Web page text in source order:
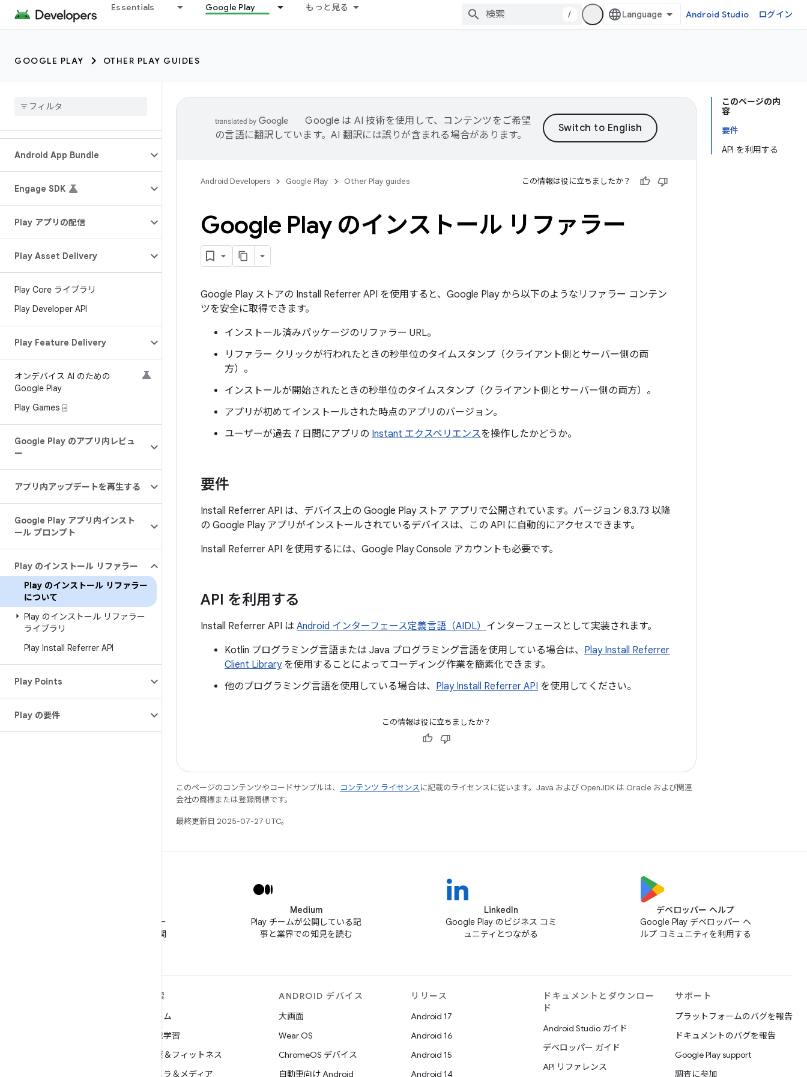
Essentials Google Play もっと見る
/ Android Studio ログイン
GOOGLE PLAY OTHER PLAY GUIDES
Android App Bundle
Engage SDK
Play アプリの配信
Play Asset Delivery
Play Core ライブラリ
Play Developer API
Play Feature Delivery
オンデバイス AI のための
Google Play
Play Games ⍈
Google Play のアプリ内レビュ
ー
アプリ内アップデートを再生する
Google Play アプリ内インスト
ール プロンプト
Play のインストール リファラー
Play のインストール リファラー
について
Play のインストール リファラー
ライブラリ
Play Install Referrer API
Play Points
Play の要件
このページの内
容
要件
API を利用する
Google は AI 技術を使用して、コンテンツをご希望
の言語に翻訳しています。AI 翻訳には誤りが含まれる場合があります。
Android Developers Google Play Other Play guides この情報は役に立ちましたか？
Google Play のインストール リファラー
Google Play ストアの Install Referrer API を使用すると、Google Play から以下のようなリファラー コンテン
ツを安全に取得できます。
インストール済みパッケージのリファラー URL。
リファラー クリックが行われたときの秒単位のタイムスタンプ（クライアント側とサーバー側の両
方）。
インストールが開始されたときの秒単位のタイムスタンプ（クライアント側とサーバー側の両方）。
アプリが初めてインストールされた時点のアプリのバージョン。
ユーザーが過去 7 日間にアプリの Instant エクスペリエンスを操作したかどうか。
要件
Install Referrer API は、デバイス上の Google Play ストア アプリで公開されています。バージョン 8.3.73 以降
の Google Play アプリがインストールされているデバイスは、この API に自動的にアクセスできます。
Install Referrer API を使用するには、Google Play Console アカウントも必要です。
API を利用する
Install Referrer API は Android インターフェース定義言語（AIDL） インターフェースとして実装されます。
Kotlin プログラミング言語または Java プログラミング言語を使用している場合は、 Play Install Referrer
Client Libraryを使用することによってコーディング作業を簡素化できます。
他のプログラミング言語を使用している場合は、 Play Install Referrer API を使用してください。
この情報は役に立ちましたか？
このページのコンテンツやコードサンプルは、 コンテンツ ライセンスに記載のライセンスに従います。Java および OpenJDK は Oracle および関連
会社の商標または登録商標です。
最終更新日 2025-07-27 UTC。
@GooglePlayBiz をフォロー
してニュースやサポートに関
Medium
Play チームが公開している記
事と業界での知見を読む
LinkedIn
Google Play のビジネス コミ
ュニティとつながる
デベロッパー ヘルプ
Google Play デベロッパー ヘ
ルプ コミュニティを利用する
探索
ゲーム
機械学習
健康＆フィットネス
カメラ＆メディア
ANDROID デバイス
大画面
Wear OS
ChromeOS デバイス
自動車向け Android
リリース
Android 17
Android 16
Android 15
Android 14
ドキュメントとダウンロー
ド
Android Studio ガイド
デベロッパー ガイド
API リファレンス
サポート
プラットフォームのバグを報告
ドキュメントのバグを報告
Google Play support
調査に参加